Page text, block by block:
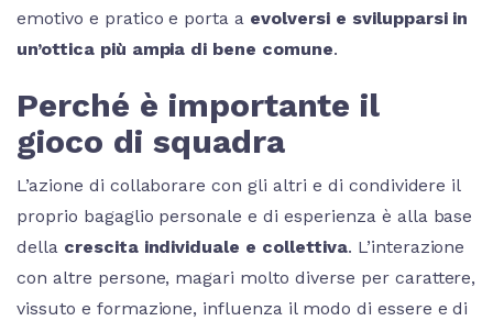
emotivo e pratico e porta a evolversi e svilupparsi in
un’ottica più ampia di bene comune.
Perché è importante il
gioco di squadra
L’azione di collaborare con gli altri e di condividere il
proprio bagaglio personale e di esperienza è alla base
della crescita individuale e collettiva. L’interazione
con altre persone, magari molto diverse per carattere,
vissuto e formazione, influenza il modo di essere e di